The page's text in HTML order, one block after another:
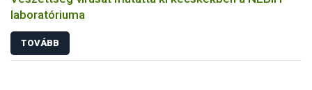
laboratóriuma
TOVÁBB